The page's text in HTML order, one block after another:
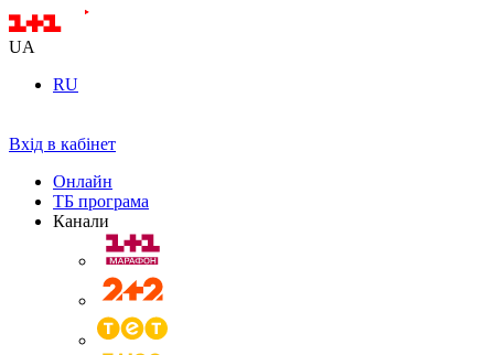
UA
RU
Вхід в кабінет
Онлайн
ТБ програма
Канали